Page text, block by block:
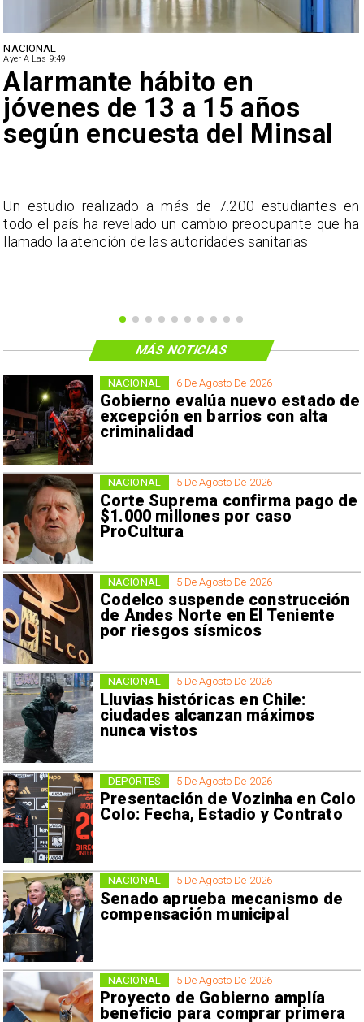
NACIONAL
Ayer A Las 9:49
Alarmante hábito en
jóvenes de 13 a 15 años
según encuesta del Minsal
Un estudio realizado a más de 7.200 estudiantes en
todo el país ha revelado un cambio preocupante que ha
llamado la atención de las autoridades sanitarias.
6 De Agosto De 2026
Gobierno evalúa nuevo estado de
excepción en barrios con alta
criminalidad
NACIONAL
5 De Agosto De 2026
Corte Suprema confirma pago de
$1.000 millones por caso
ProCultura
NACIONAL
5 De Agosto De 2026
Codelco suspende construcción
de Andes Norte en El Teniente
por riesgos sísmicos
NACIONAL
5 De Agosto De 2026
Lluvias históricas en Chile:
ciudades alcanzan máximos
nunca vistos
NACIONAL
5 De Agosto De 2026
Presentación de Vozinha en Colo
Colo: Fecha, Estadio y Contrato
DEPORTES
5 De Agosto De 2026
Senado aprueba mecanismo de
compensación municipal
NACIONAL
5 De Agosto De 2026
Proyecto de Gobierno amplía
beneficio para comprar primera
NACIONAL
MÁS NOTICIAS